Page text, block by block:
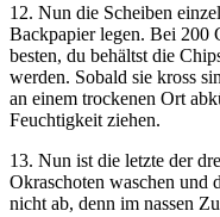
12. Nun die Scheiben
Backpapier legen. Bei 200
besten, du behältst die
werden. Sobald sie kross
an einem trockenen Ort
Feuchtigkeit ziehen.
13. Nun ist die letzte der
Okraschoten waschen und
nicht ab, denn im nassen